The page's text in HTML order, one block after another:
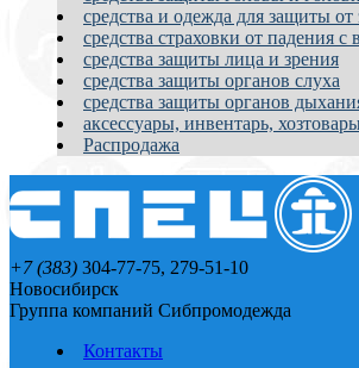
средства и одежда для защиты от
средства страховки от падения с
средства защиты лица и зрения
средства защиты органов слуха
средства защиты органов
аксессуары, инвентарь,
Распродажа
+7 (383) 304-77-75, 279-51-10
Новосибирск
Группа компаний Сибпромодежда
Контакты